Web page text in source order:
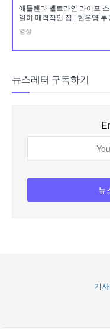
애틀랜타 벨트라인 라이프
일이 매력적인 집 | 현은영 부
영상
뉴스레터 구독하기
기